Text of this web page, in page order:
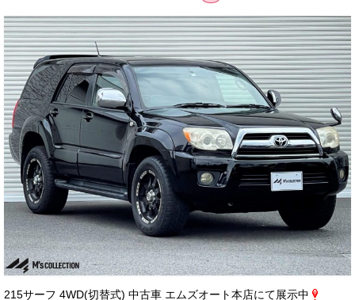
215サーフ 4WD(切替式) 中古車 エムズオート本店にて展示中